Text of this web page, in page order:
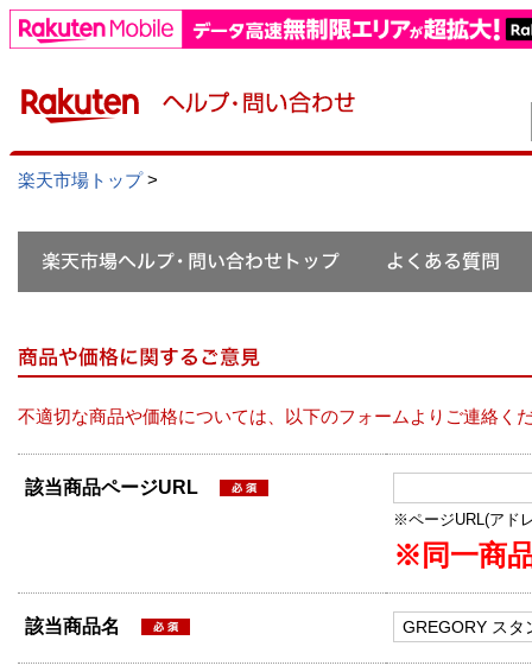
楽天市場トップ>
不適切な商品や価格については、以下のフォームよりご連絡く
該当商品ページURL
※ページURL(アド
※同一商
該当商品名